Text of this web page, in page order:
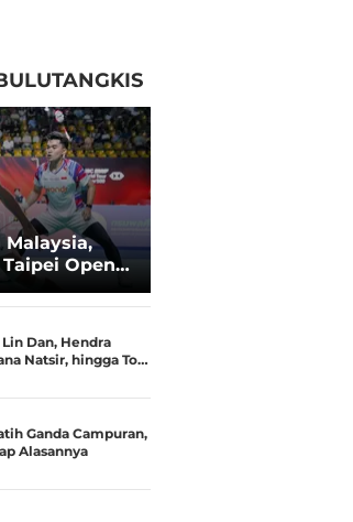
Open
Dan, Hendra
Natsir, hingga To…
Ganda Campuran,
Alasannya